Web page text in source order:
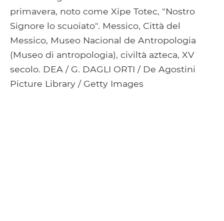
primavera, noto come Xipe Totec, "Nostro
Signore lo scuoiato". Messico, Città del
Messico, Museo Nacional de Antropologia
(Museo di antropologia), civiltà azteca, XV
secolo. DEA / G. DAGLI ORTI / De Agostini
Picture Library / Getty Images